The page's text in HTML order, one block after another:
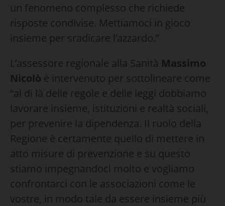
un fenomeno complesso che richiede
risposte condivise. Mettiamoci in gioco
insieme per sradicare l’azzardo.”
L’assessore regionale alla Sanità Massimo
Nicolò è intervenuto per sottolineare come
“al di là delle regole e delle leggi dobbiamo
lavorare insieme, istituzioni e realtà sociali,
per prevenire la dipendenza. Il ruolo della
Regione è certamente quello di mettere in
atto misure di prevenzione e su questo
stiamo impegnandoci molto e vogliamo
confrontarci con le associazioni come le
vostre, in modo tale da essere insieme più